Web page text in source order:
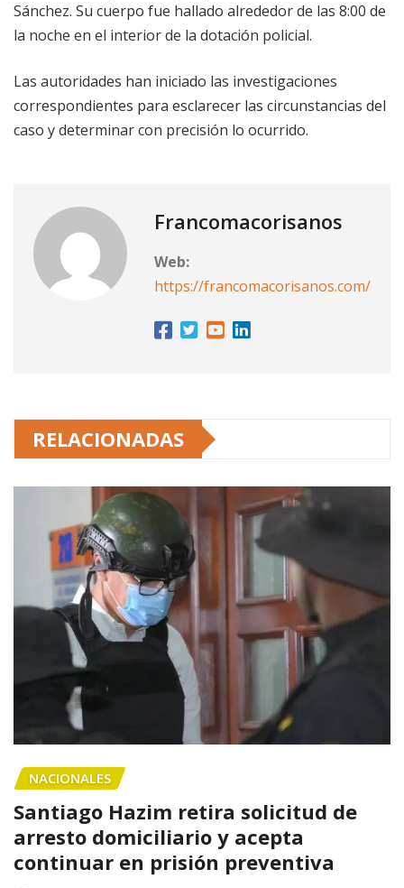
Sánchez. Su cuerpo fue hallado alrededor de las 8:00 de
la noche en el interior de la dotación policial.
Las autoridades han iniciado las investigaciones
correspondientes para esclarecer las circunstancias del
caso y determinar con precisión lo ocurrido.
Francomacorisanos
Web:
https://francomacorisanos.com/
RELACIONADAS
NACIONALES
Santiago Hazim retira solicitud de
arresto domiciliario y acepta
continuar en prisión preventiva